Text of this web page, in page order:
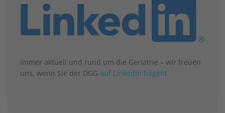
Immer aktuell und rund um die Geriatrie – wir freuen
uns, wenn Sie der DGG auf LinkedIn folgen!